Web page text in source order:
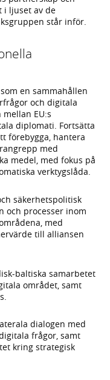
i ljuset av de
står inför.
en sammahållen
och digitala
EU:s
diplomati. Fortsätta
förebygga, hantera
med
medel, med fokus på
verktygslåda.
säkerhetspolitisk
och processer inom
med
till alliansen
baltiska samarbetet
området, samt
dialogen med
frågor, samt
kring strategisk